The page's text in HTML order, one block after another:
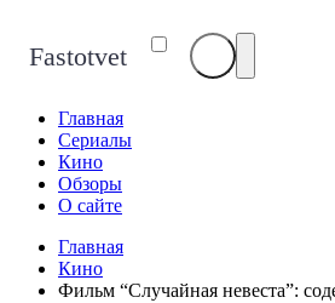
Fastotvet
Главная
Сериалы
Кино
Обзоры
О сайте
Главная
Кино
Фильм “Случайная невеста”: